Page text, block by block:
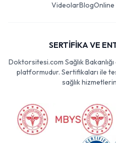
VideolarBlogOnline
SERTİFİKA VE
Doktorsitesi.com Sağlık
platformudur. Sertifikaları ile
sağlık